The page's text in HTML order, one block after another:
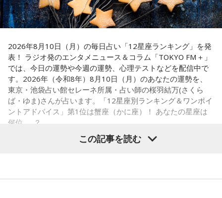
【イントロダクション】
リスマ性を日々見つめている。
が、彼らはまだ『真のカリスマ』には辿り着けていないと言
える。故にこうしてカリスマどうしで身を寄せあい、日々カ
リスマ性を育み、さらなる高みを目指すいわば仮住まいの状
態。世間には嘲笑する者もいるだろう。が、カリスマな彼ら
にはノーダメージ。むしろそういった逆境を糧にさらなるカ
リスマを生成し、見事な『カリスマチャージ』を蓄積させて
【5位】山羊座（やぎ座）
今日は、少し距離を感じていた人と意気投合するなど、心が
温かくなる出来事が起こりそう。一対一で相手とじっくり向
き合ってみると、自分と似ている部分も見つかることでしょ
う。
【6位】牡牛座（おうし座）
マッサージなどをして身体をほぐしましょう。停滞していた
ものが動きだして、自分がやるべきことが見えてくるようで
す。無理をしていたものがあれば手放すようにしましょう。
想いに正直になってみて。
【7位】天秤座（てんびん座）
2026年8月10日（月）の毎日占い「12星座ランキング」を発
表！ ラジオ発のエンタメニュース＆コラム「TOKYO FM＋」
では、今日の運勢や今週の運勢、心理テストなどを配信中で
す。2026年（令和8年）8月10日（月）のあなたの運勢を、
東京・池袋占い館セレーネ所属・占い師の桜羽結万(さくら
ば・ゆま)さんが占います。「12星座別ランキング＆ワンポイ
ントアドバイス」第1位は蟹座（かに座）！ あなたの星座は
何位……？
この記事を読む